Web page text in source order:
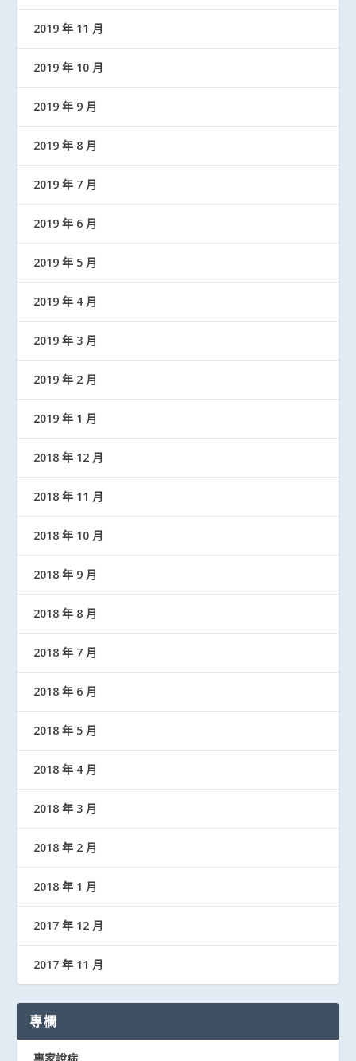
2019 年 11 月
2019 年 10 月
2019 年 9 月
2019 年 8 月
2019 年 7 月
2019 年 6 月
2019 年 5 月
2019 年 4 月
2019 年 3 月
2019 年 2 月
2019 年 1 月
2018 年 12 月
2018 年 11 月
2018 年 10 月
2018 年 9 月
2018 年 8 月
2018 年 7 月
2018 年 6 月
2018 年 5 月
2018 年 4 月
2018 年 3 月
2018 年 2 月
2018 年 1 月
2017 年 12 月
2017 年 11 月
專欄